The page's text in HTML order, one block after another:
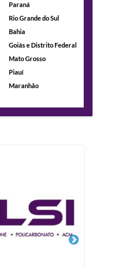
Paraná
Rio Grande do Sul
Bahia
Goiás e Distrito Federal
Mato Grosso
Piauí
Maranhão